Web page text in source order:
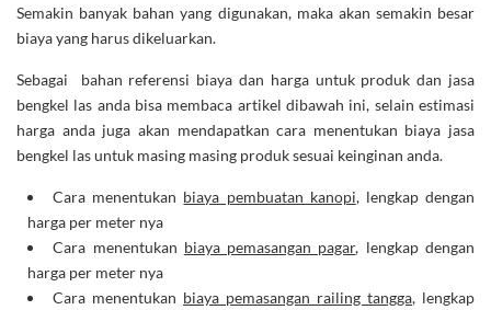
Semakin banyak bahan yang digunakan, maka akan semakin besar
biaya yang harus dikeluarkan.
Sebagai bahan referensi biaya dan harga untuk produk dan jasa
bengkel las anda bisa membaca artikel dibawah ini, selain estimasi
harga anda juga akan mendapatkan cara menentukan biaya jasa
bengkel las untuk masing masing produk sesuai keinginan anda.
Cara menentukan biaya pembuatan kanopi, lengkap dengan
harga per meter nya
Cara menentukan biaya pemasangan pagar, lengkap dengan
harga per meter nya
Cara menentukan biaya pemasangan railing tangga, lengkap